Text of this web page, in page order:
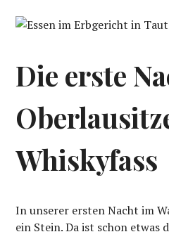
Die erste
Whiskyfass
In unserer ersten Nacht im
ein Stein. Da ist schon etwas